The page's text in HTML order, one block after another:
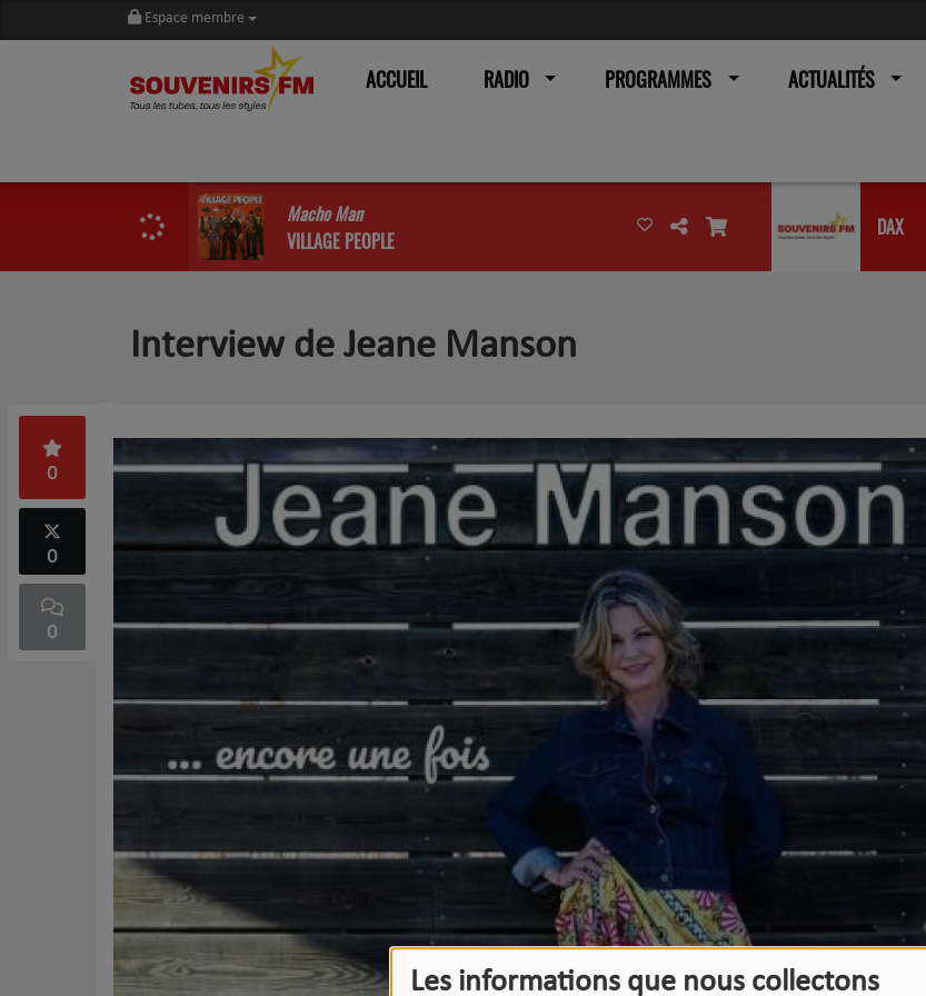
Les informations que nous collectons
Espace membre
ACCUEIL RADIO PROGRAMMES ACTUALITÉS
Macho Man
VILLAGE PEOPLE
DAX
Interview de Jeane Manson
0
0
0